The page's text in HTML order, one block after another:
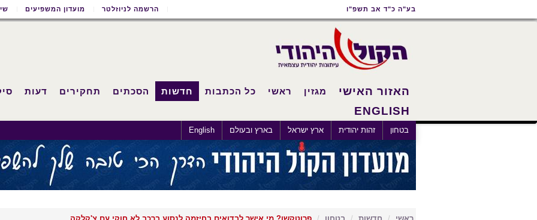
נגישות
ראשי
ראשי
בע"ה כ"ד אב תשפ"ו הרשמה לניוזלטר מועדון המשפיעים
האזור האישי מגזין ראשי כל הכתבות חדשות
בטחון זהות יהודית ארץ ישראל בארץ ובעולם English
הסכתים תחקירים דעות
ENGLISH